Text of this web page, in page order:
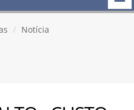
Notícia